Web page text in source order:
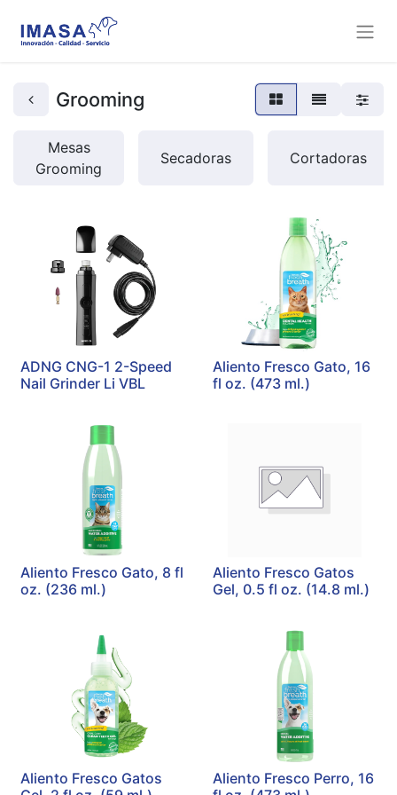
Grooming
Mesas
Grooming
Secadoras Cortadoras
ADNG CNG-1 2-Speed
Nail Grinder Li VBL
Aliento Fresco Gato, 16
fl oz. (473 ml.)
Aliento Fresco Gato, 8 fl
oz. (236 ml.)
Aliento Fresco Gatos
Gel, 0.5 fl oz. (14.8 ml.)
Aliento Fresco Gatos
Aliento Fresco Perro, 16